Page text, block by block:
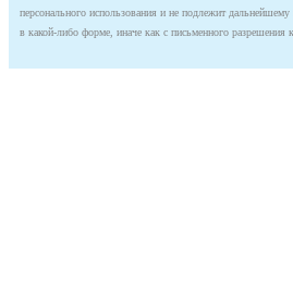
персонального использования и не подлежит
в какой-либо форме, иначе как с письменного разрешения